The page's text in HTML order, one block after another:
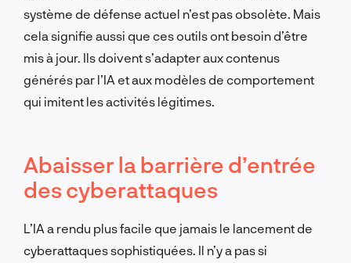
système de défense actuel n’est pas obsolète. Mais
cela signifie aussi que ces outils ont besoin d’être
mis à jour. Ils doivent s’adapter aux contenus
générés par l’IA et aux modèles de comportement
qui imitent les activités légitimes.
Abaisser la barrière d’entrée
des cyberattaques
L’IA a rendu plus facile que jamais le lancement de
cyberattaques sophistiquées. Il n’y a pas si